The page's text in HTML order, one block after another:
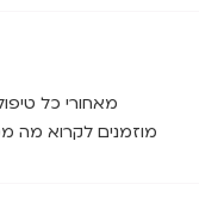
מאחורי כל
מוזמנים לקרוא מה